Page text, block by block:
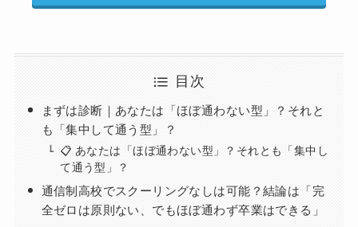
目次
まずは診断｜あなたは「ほぼ通わない型」？それと
も「集中して通う型」？
📋 あなたは「ほぼ通わない型」？それとも「集中し
て通う型」？
通信制高校でスクーリングなしは可能？結論は「完
全ゼロは原則ない、でもほぼ通わず卒業はできる」